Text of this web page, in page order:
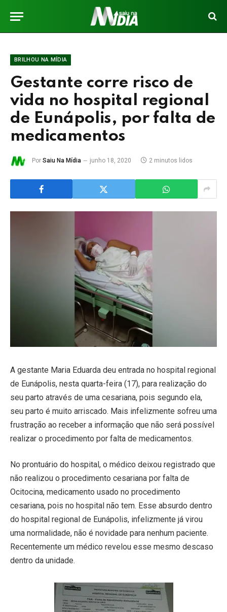
BRILHOU NA MÍDIA
Gestante corre risco de
vida no hospital regional
de Eunápolis, por falta de
medicamentos
Por Saiu Na Mídia junho 18, 2020 2 minutos lidos
A gestante Maria Eduarda deu entrada no hospital regional
de Eunápolis, nesta quarta-feira (17), para realização do
seu parto através de uma cesariana, pois segundo ela,
seu parto é muito arriscado. Mais infelizmente sofreu uma
frustração ao receber a informação que não será possível
realizar o procedimento por falta de medicamentos.
No prontuário do hospital, o médico deixou registrado que
não realizou o procedimento cesariana por falta de
Ocitocina, medicamento usado no procedimento
cesariana, pois no hospital não tem. Esse absurdo dentro
do hospital regional de Eunápolis, infelizmente já virou
uma normalidade, não é novidade para nenhum paciente.
Recentemente um médico revelou esse mesmo descaso
dentro da unidade.